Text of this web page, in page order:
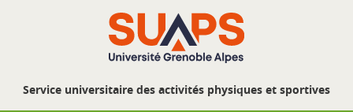
Service universitaire des activités physiques et sportives